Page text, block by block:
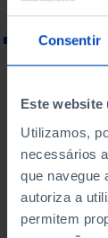
Consentir
Este
Utilizamos,
necessários
que navegue
autoriza a
permitem
Para pesquisar